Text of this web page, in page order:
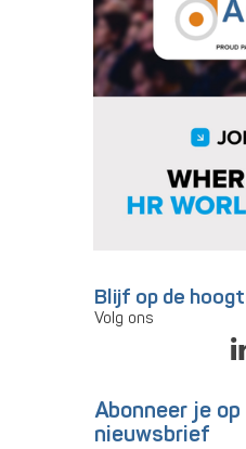
Blijf op de
Volg ons
Abonneer je op
nieuwsbrief